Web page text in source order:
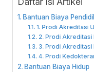
Bantuan Biaya
1. Prodi Akreditasi
2. Prodi Akreditasi
3. Prodi Akreditasi
4. Prodi
Bantuan Biaya Hidup